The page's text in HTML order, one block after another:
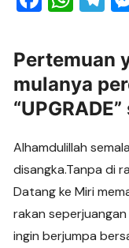
c
e
b
o
o
k
at
s
A
p
p
e
gr
a
m
Pertemuan
mulanya
Alhamdulillah
disangka.Tanpa di
Datang ke Miri
rakan
ingin berjumpa